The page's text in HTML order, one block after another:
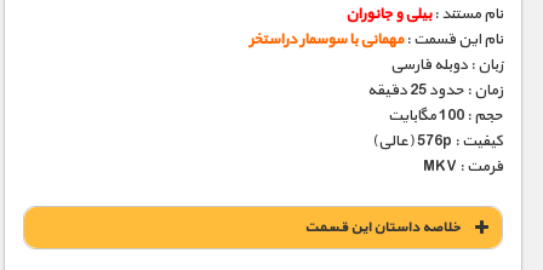
نام مستند :بیلی و جانوران
نام این قسمت :مهمانی با سوسمار دراستخر
زبان : دوبله فارسی
زمان : حدود 25 دقیقه
حجم : 100 مگابایت
کیفیت : 576p (عالی)
فرمت : MKV
خلاصه داستان این قسمت